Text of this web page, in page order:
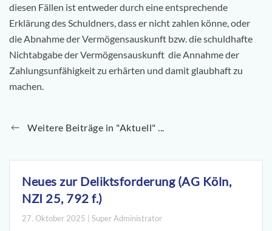
diesen Fällen ist entweder durch eine entsprechende
Erklärung des Schuldners, dass er nicht zahlen könne, oder
die Abnahme der Vermögensauskunft bzw. die schuldhafte
Nichtabgabe der Vermögensauskunft die Annahme der
Zahlungsunfähigkeit zu erhärten und damit glaubhaft zu
machen.
Weitere Beiträge in "Aktuell" ...
Neues zur Deliktsforderung (AG Köln,
NZI 25, 792 f.)
27. Oktober 2025 | Super Administrator